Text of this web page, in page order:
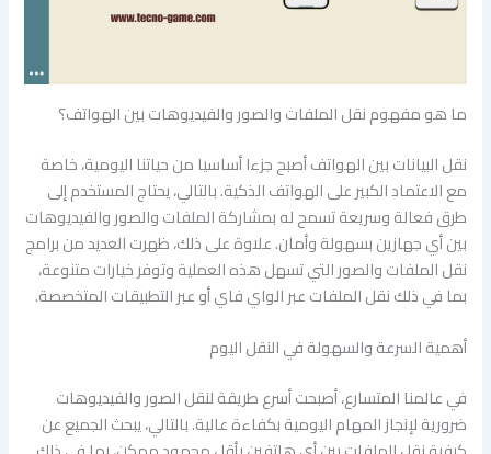
ما هو مفهوم نقل الملفات والصور والفيديوهات بين الهواتف؟
نقل البيانات بين الهواتف أصبح جزءا أساسيا من حياتنا اليومية، خاصة
مع الاعتماد الكبير على الهواتف الذكية. بالتالي، يحتاج المستخدم إلى
طرق فعالة وسريعة تسمح له بمشاركة الملفات والصور والفيديوهات
بين أي جهازين بسهولة وأمان. علاوة على ذلك، ظهرت العديد من برامج
نقل الملفات والصور التي تسهل هذه العملية وتوفر خيارات متنوعة،
بما في ذلك نقل الملفات عبر الواي فاي أو عبر التطبيقات المتخصصة.
أهمية السرعة والسهولة في النقل اليوم
في عالمنا المتسارع، أصبحت أسرع طريقة لنقل الصور والفيديوهات
ضرورية لإنجاز المهام اليومية بكفاءة عالية. بالتالي، يبحث الجميع عن